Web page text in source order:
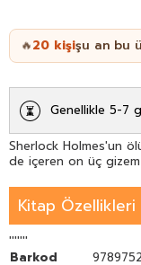
🔥20 kişişu an bu
Genellikle 5-7
Sherlock Holmes'un
de içeren on üç
Kitap Özellikleri
'''''''
Barkod